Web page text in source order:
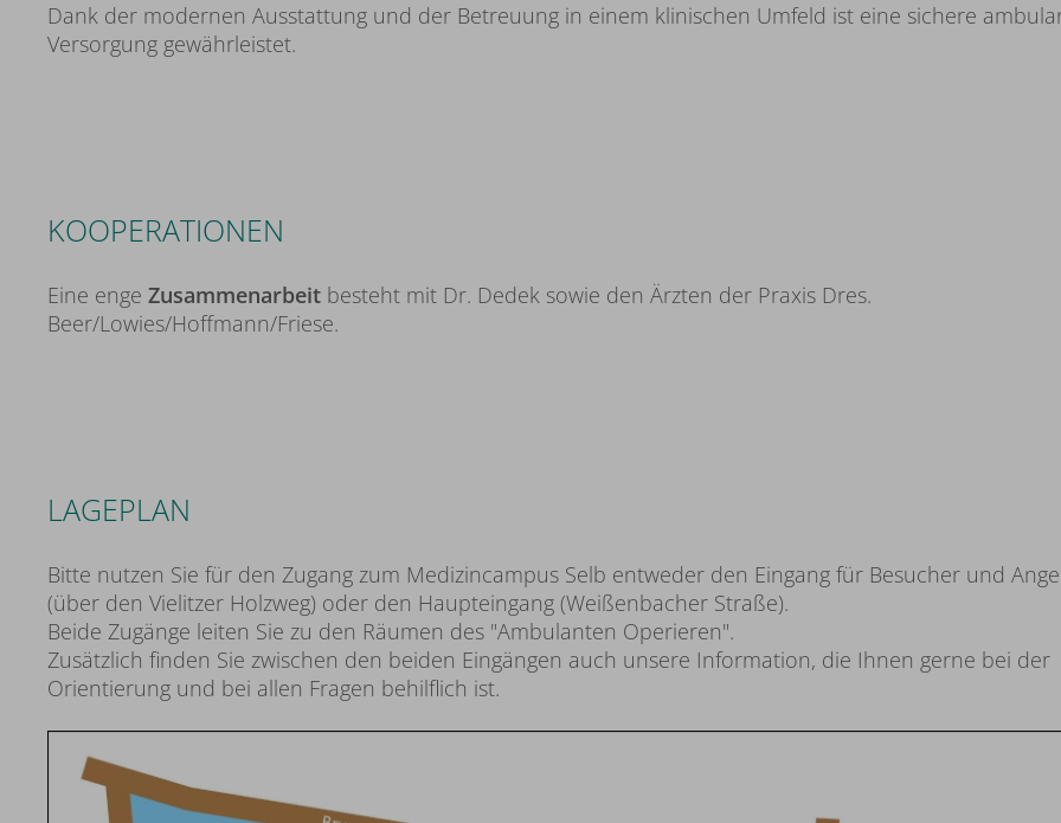
Dank der modernen Ausstattung und der Betreuung in einem klinischen Umfeld ist eine sichere
Versorgung gewährleistet.
KOOPERATIONEN
Eine enge Zusammenarbeit besteht mit Dr. Dedek sowie den Ärzten der Praxis Dres.
Beer/Lowies/Hoffmann/Friese.
LAGEPLAN
Bitte nutzen Sie für den Zugang zum Medizincampus Selb entweder den Eingang für Besucher und
(über den Vielitzer Holzweg) oder den Haupteingang (Weißenbacher Straße).
Beide Zugänge leiten Sie zu den Räumen des "Ambulanten Operieren".
Zusätzlich finden Sie zwischen den beiden Eingängen auch unsere Information, die Ihnen gerne bei der
Orientierung und bei allen Fragen behilflich ist.